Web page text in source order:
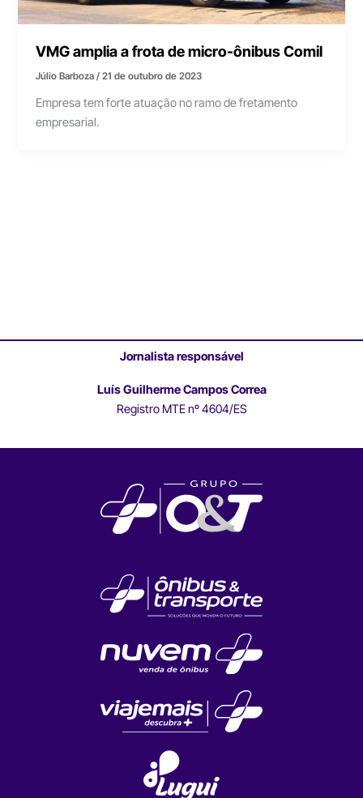
VMG amplia a frota de micro-ônibus Comil
Júlio Barboza/21 de outubro de 2023
Empresa tem forte atuação no ramo de fretamento
empresarial.
Jornalista responsável
Luís Guilherme Campos Correa
Registro MTE nº 4604/ES